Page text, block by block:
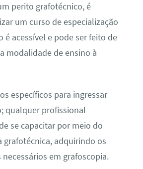
perito grafotécnico, é
um curso de especialização
é acessível e pode ser feito de
modalidade de ensino à
específicos para ingressar
qualquer profissional
se capacitar por meio do
grafotécnica, adquirindo os
em grafoscopia.